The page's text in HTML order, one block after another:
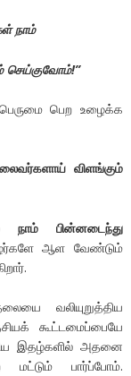
நாம்
பெற உழைக்க
விளங்கும்
நாம் பின்னடைந்து
ஆள வேண்டும்
வலியுறுத்திய
கூட்டமைப்பையே
இதழ்களில் அதனை
மட்டும் பார்ப்போம்.